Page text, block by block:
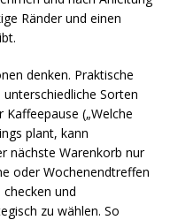
Ränder und einen
denken. Praktische
Sorten
(„Welche
plant, kann
nächste Warenkorb nur
oder Wochenendtreffen
und
zu wählen. So